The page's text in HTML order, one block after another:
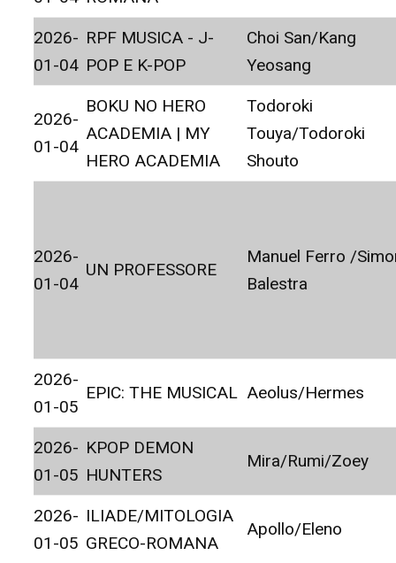
2026-
01-04
RPF MUSICA - J-
POP E K-POP
Choi San/Kang
Yeosang
2026-
01-04
BOKU NO HERO
ACADEMIA | MY
HERO ACADEMIA
Todoroki
Touya/Todoroki
Shouto
2026-
01-04
UN PROFESSORE
Manuel Ferro /
Balestra
2026-
01-05
EPIC: THE MUSICAL Aeolus/Hermes
2026-
01-05
KPOP DEMON
HUNTERS
Mira/Rumi/Zoey
2026-
01-05
ILIADE/MITOLOGIA
GRECO-ROMANA
Apollo/Eleno